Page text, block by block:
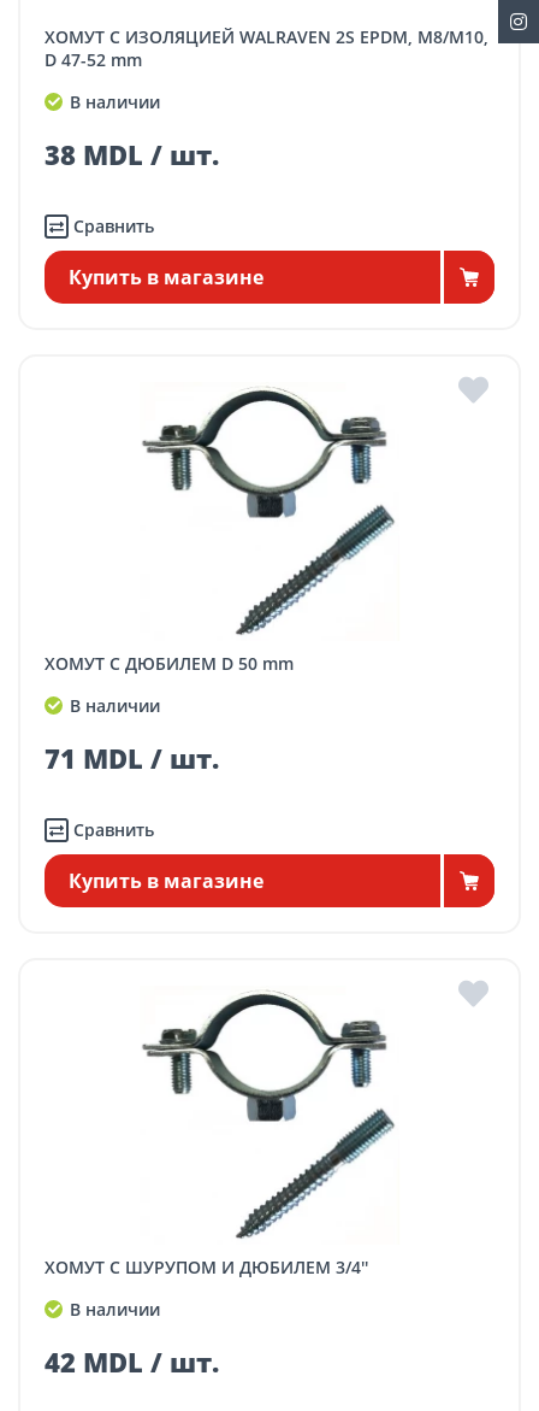
ХОМУТ С ИЗОЛЯЦИЕЙ WALRAVEN 2S EPDM, M8/M10,
D 47-52 mm
В наличии
38 MDL / шт.
Сравнить
Купить в магазине
ХОМУТ С ДЮБИЛЕМ D 50 mm
В наличии
71 MDL / шт.
Сравнить
Купить в магазине
ХОМУТ С ШУРУПОМ И ДЮБИЛЕМ 3/4''
В наличии
42 MDL / шт.